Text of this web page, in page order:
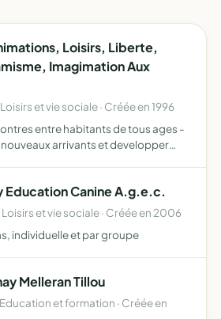
Loisirs, Liberte,
Imagimation Aux
et vie sociale · Créée en 1996
entre habitants de tous ages -
arrivants et developper
Education Canine A.g.e.c.
et vie sociale · Créée en 2006
individuelle et par groupe
Melleran Tillou
et formation · Créée en